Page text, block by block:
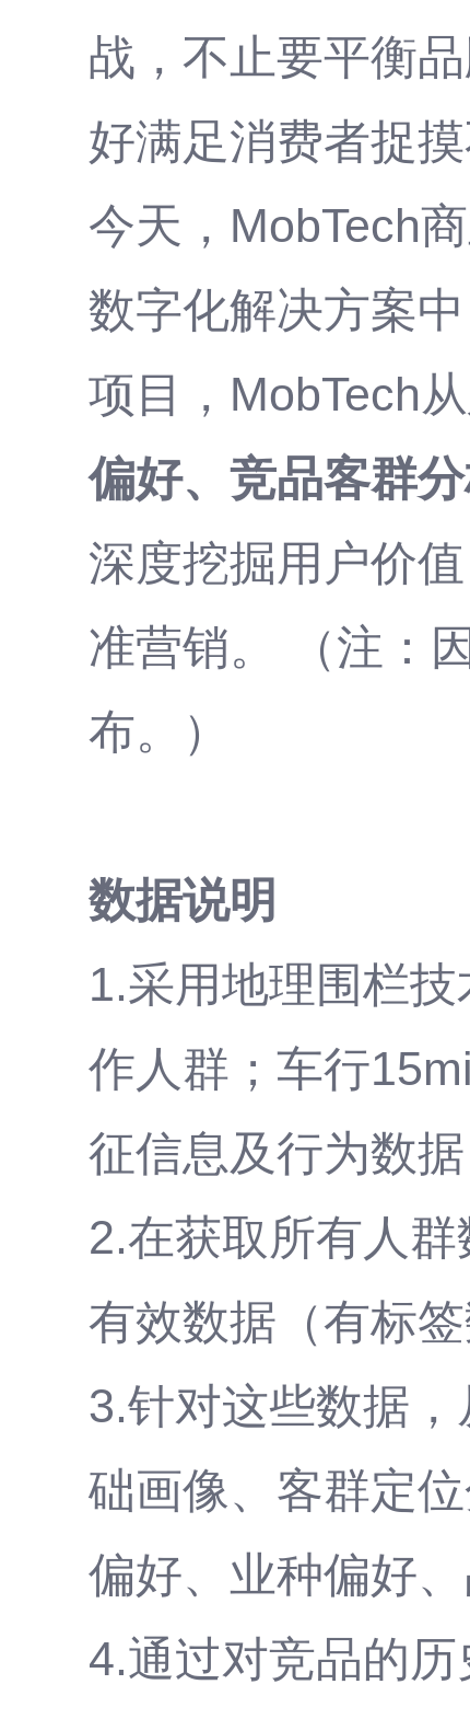
战，不止要平衡
好满足消费者捉
今天，MobTech
数字化解决方案
项目，MobTech从
偏好、竞品客群
深度挖掘用户价
准营销。 （注：
布。）
数据说明
1.采用地理围栏
作人群；车行
征信息及行为数据
2.在获取所有人
有效数据（有标签
3.针对这些数据
础画像、客群定
偏好、业种偏好
4.通过对竞品的